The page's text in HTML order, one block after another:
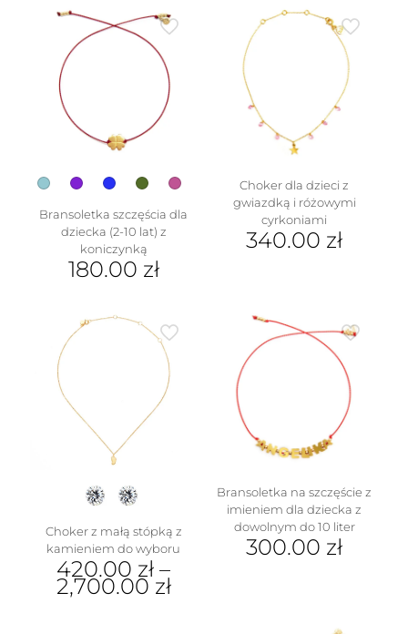
wiele
wariantów.
stronie
produktu
Bransoletka szczęścia dla
dziecka (2-10 lat) z
koniczynką
180.00 zł
ma
wariantów.
wybrać
stronie
produktu
Choker dla dzieci z
gwiazdką i różowymi
cyrkoniami
340.00 zł
Choker z małą stópką z
kamieniem do wyboru
420.00 zł –
2,700.00 zł
Bransoletka na szczęście z
imieniem dla dziecka z
dowolnym do 10 liter
300.00 zł